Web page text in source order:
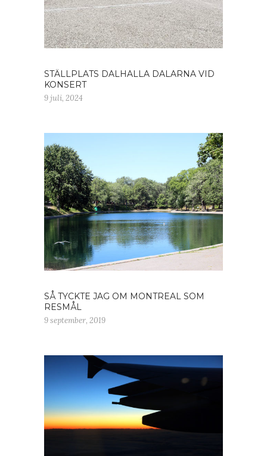
STÄLLPLATS DALHALLA DALARNA VID
KONSERT
9 juli, 2024
SÅ TYCKTE JAG OM MONTREAL SOM
RESMÅL
9 september, 2019